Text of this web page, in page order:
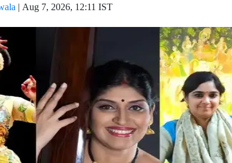
| Aug 7, 2026, 12:11 IST